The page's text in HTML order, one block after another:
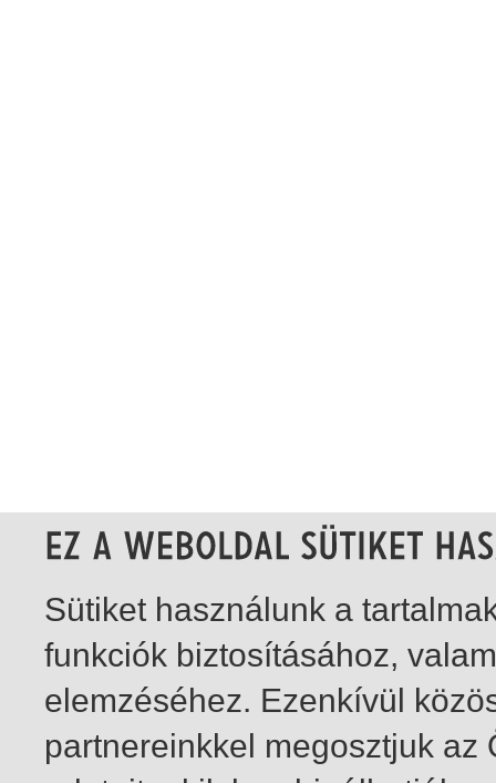
Sütiket használunk a
funkciók biztosításához,
elemzéséhez. Ezenkívül
partnereinkkel megosztjuk